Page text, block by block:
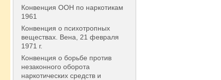
Конвенция ООН по наркотикам
1961
Конвенция о психотропных
веществах. Вена, 21 февраля
1971 г.
Конвенция о борьбе против
незаконного оборота
наркотических средств и